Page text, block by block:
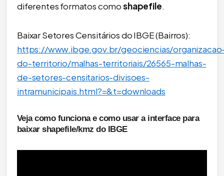
diferentes formatos comoshapefile.
Baixar Setores Censitários do IBGE (Bairros):
https://www.ibge.gov.br/geociencias/
do-territorio/malhas-territoriais/26565-malhas-
de-setores-censitarios-divisoes-
intramunicipais.html?=&t=downloads
Veja como funciona e como usar a interface para
baixar shapefile/kmz do IBGE